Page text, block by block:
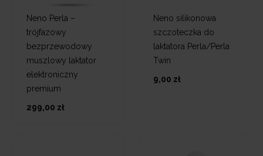
Neno Perla –
trójfazowy
bezprzewodowy
muszlowy laktator
elektroniczny
premium
299,00 zł
Neno silikonowa
szczoteczka do
laktatora Perla/Perla
Twin
9,00 zł